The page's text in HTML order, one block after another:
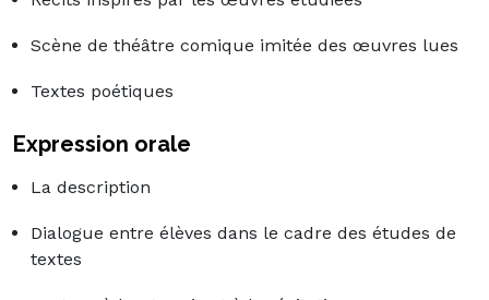
Scène de théâtre comique imitée des œuvres lues
Textes poétiques
Expression orale
La description
Dialogue entre élèves dans le cadre des études de
textes